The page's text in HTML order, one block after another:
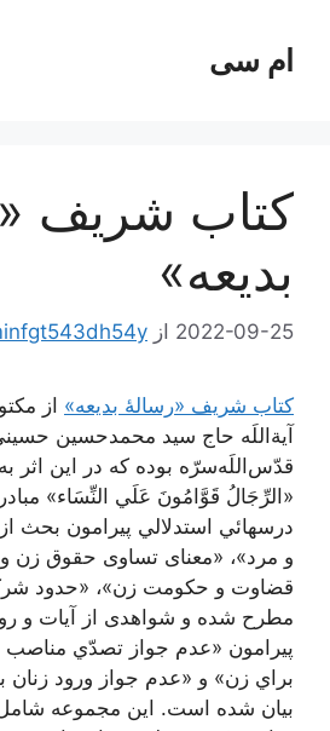
محتواام سی
کتاب شریف
بدیعه»
2022-09-25 از
کتاب شریف «رسالۀ بدیعه» از
آیة‌اللَه حاج سید محمدحسین
قدّس‌اللَه‌سرّه بوده که در این اثر
«الرِّجَالُ قَوَّامُونَ عَلَي‌ النِّسَاء»
درسهائي‌ استدلالي پیرامون بحث
و مرد»، «معنای تساوی حقوق زن
قضاوت و حکومت زن»، «حدود
مطرح شده و شواهدی از آیات و
پیرامون «عدم‌ جواز تصدّي‌
براي‌ زن»‌ و «عدم‌ جواز ورود
بيان‌ شده‌ است‌. اين‌ مجموعه‌